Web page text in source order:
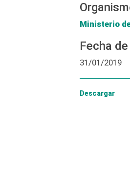
Ministerio
Fecha
31/01/2019
Descargar